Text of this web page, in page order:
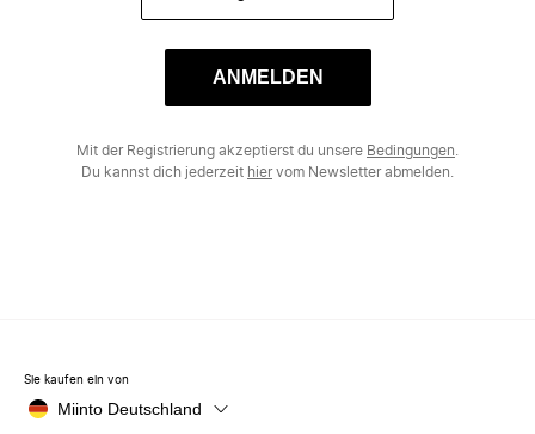
ANMELDEN
Mit der Registrierung akzeptierst du unsere Bedingungen
Du kannst dich jederzeit hiervom Newsletter abmelden.
Sie kaufen ein von
Miinto Deutschland